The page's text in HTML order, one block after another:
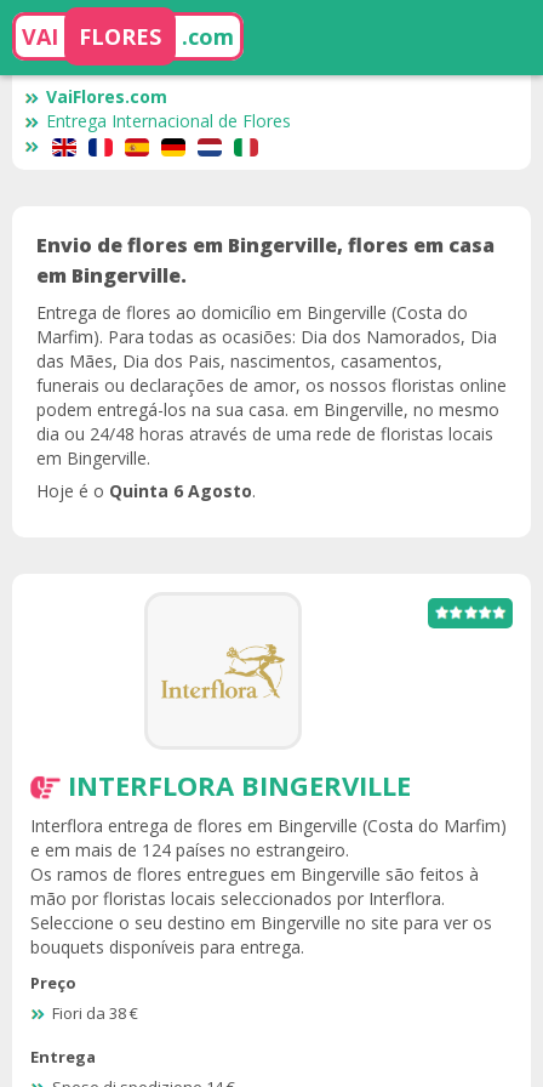
VAI FLORES .com
VaiFlores.com
Entrega Internacional de Flores
Envio de flores em Bingerville, flores em casa
em Bingerville.
Entrega de flores ao domicílio em Bingerville (Costa do
Marfim). Para todas as ocasiões: Dia dos Namorados, Dia
das Mães, Dia dos Pais, nascimentos, casamentos,
funerais ou declarações de amor, os nossos floristas online
podem entregá-los na sua casa. em Bingerville, no mesmo
dia ou 24/48 horas através de uma rede de floristas locais
em Bingerville.
Hoje é o Quinta 6 Agosto.
INTERFLORA BINGERVILLE
Interflora entrega de flores em Bingerville (Costa do Marfim)
e em mais de 124 países no estrangeiro.
Os ramos de flores entregues em Bingerville são feitos à
mão por floristas locais seleccionados por Interflora.
Seleccione o seu destino em Bingerville no site para ver os
bouquets disponíveis para entrega.
Preço
Fiori da 38 €
Entrega